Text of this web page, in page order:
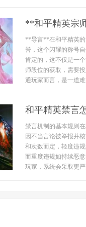
**和平精英宗
**导言**在和平精英的
誉，这个闪耀的称号
肯定的，这不仅是一
师段位的获取，需要
通玩家而言，是一道
和平精英禁言
禁言机制的基本规则
因不当言论被举报并
和次数而定，轻度违
而重度违规如持续恶
玩家，系统会采取更